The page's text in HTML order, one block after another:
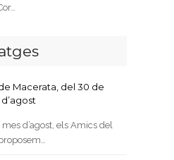
Macerata, del 30 de
d’agost, els Amics del